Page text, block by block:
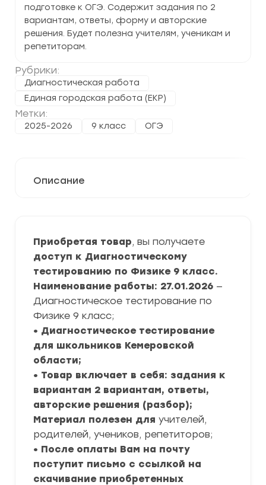
подготовке к ОГЭ. Содержит задания по 2
вариантам, ответы, форму и авторские
решения. Будет полезна учителям, ученикам и
репетиторам.
Рубрики:
Диагностическая работа
Единая городская работа (ЕКР)
Метки:
2025-2026 9 класс ОГЭ
Описание
Приобретая товар, вы получаете
доступ к Диагностическому
тестированию по Физике 9 класс.
Наименование работы: 27.01.2026 —
Диагностическое тестирование по
Физике 9 класс;
• Диагностическое тестирование
для школьников Кемеровской
области;
• Товар включает в себя: задания к
вариантам 2 вариантам, ответы,
авторские решения (разбор);
Материал полезен для учителей,
родителей, учеников, репетиторов;
• После оплаты Вам на почту
поступит письмо с ссылкой на
скачивание приобретенных